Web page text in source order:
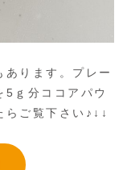
ります。プレー
5ｇ分ココアパウ
らご覧下さい♪↓↓